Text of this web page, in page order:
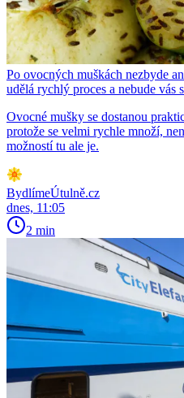
Po ovocných muškách nezbyde
udělá rychlý proces a nebude
Ovocné mušky se dostanou
protože se velmi rychle množí,
možností tu ale je.
BydlímeÚtulně.cz
dnes, 11:05
2 min